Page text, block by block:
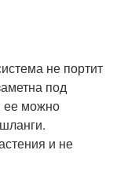
не портит
под
ее можно
и не